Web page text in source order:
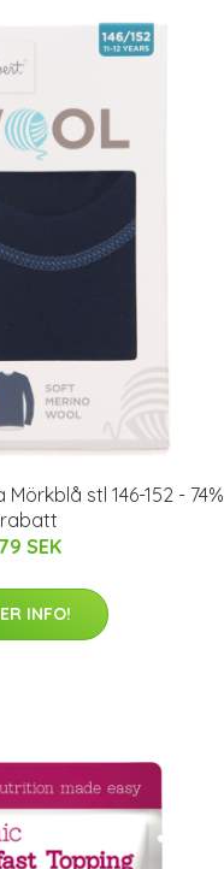
stl 146-152 - 74%
rabatt
79 SEK
INFO!